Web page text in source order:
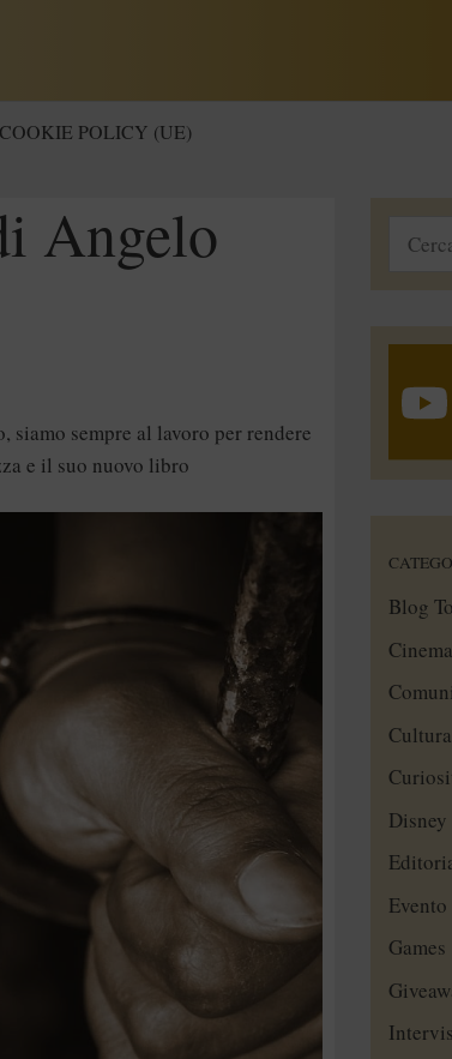
COOKIE POLICY (UE)
Angelo
sempre al lavoro per rendere
e il suo nuovo libro
Ricerca
Blog
Disney
Evento
Games